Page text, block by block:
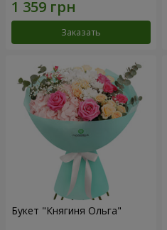
Заказать
Букет "Княгиня Ольга"